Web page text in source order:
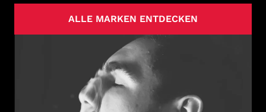
ALLE MARKEN ENTDECKEN